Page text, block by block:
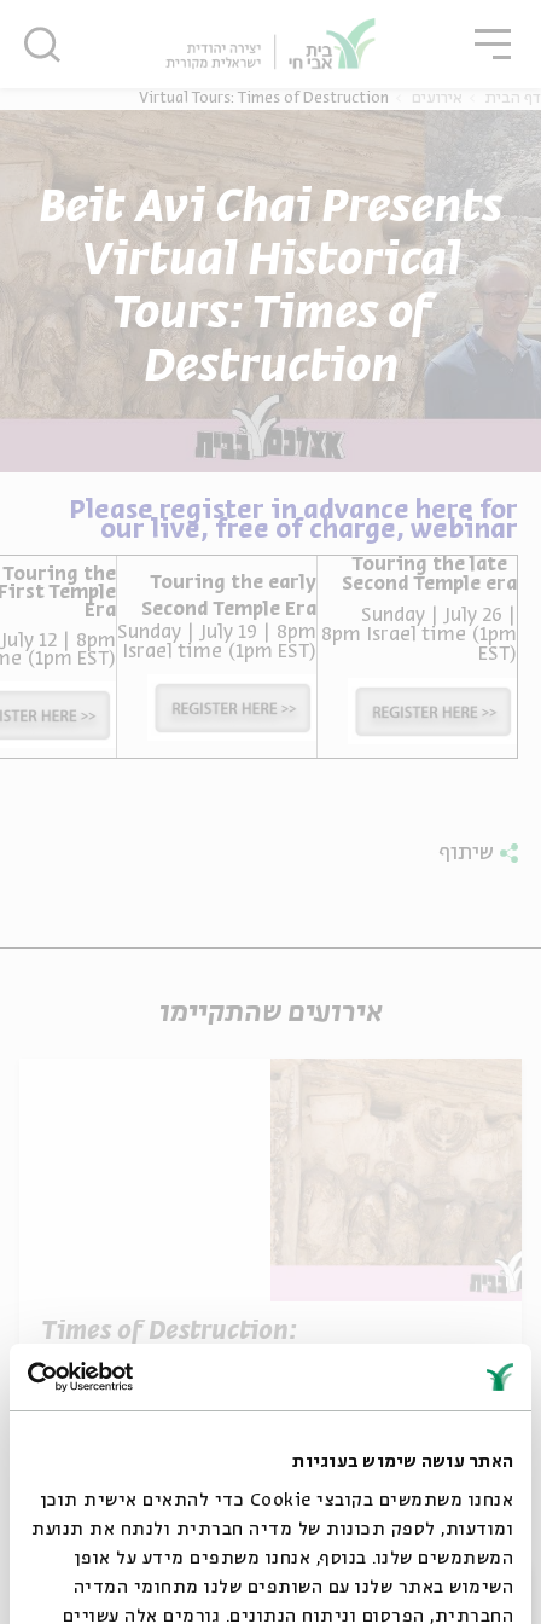
האתר עושה שימוש בעוגיות
אנחנו משתמשים בקובצי Cookie כדי להתאים אישית תוכן
ומודעות, לספק תכונות של מדיה חברתית ולנתח את תנועת
המשתמשים שלנו. בנוסף, אנחנו משתפים מידע על אופן
השימוש באתר שלנו עם השותפים שלנו מתחומי המדיה
החברתית, הפרסום וניתוח הנתונים. גורמים אלה עשויים
אנגלית
דף הבית אירועים Virtual Tours: Times of Destruction
Beit Avi Chai Presents
Virtual Historical
Tours: Times of
Destruction
Please register in advance here for
our live, free of charge, webinar
Touring the late
Second Temple era
Sunday | July 26 |
8pm Israel time (1pm
EST)
Touring the early
Second Temple Era
Sunday | July 19 | 8pm
Israel time (1pm EST)
Touring the
Temple
Era
12 | 8pm
(1pm EST)
שיתוף
אירועים שהתקיימו
Times of Destruction:
מתוך:Virtual Tours: Times of Destruction
סגור
סגור